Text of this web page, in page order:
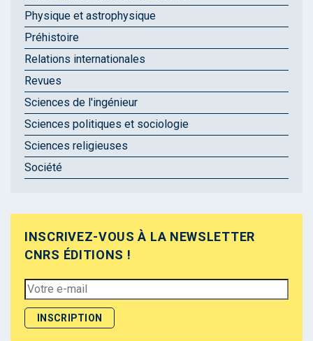
Physique et astrophysique
Préhistoire
Relations internationales
Revues
Sciences de l'ingénieur
Sciences politiques et sociologie
Sciences religieuses
Société
INSCRIVEZ-VOUS À LA NEWSLETTER
CNRS ÉDITIONS !